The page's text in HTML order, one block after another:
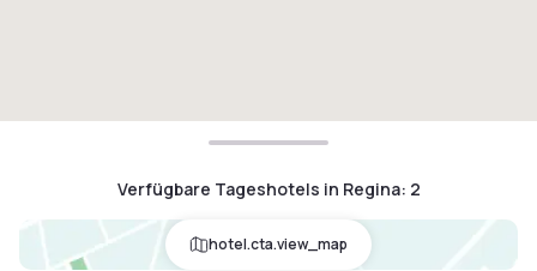
Verfügbare Tageshotels in Regina: 2
hotel.cta.view_map